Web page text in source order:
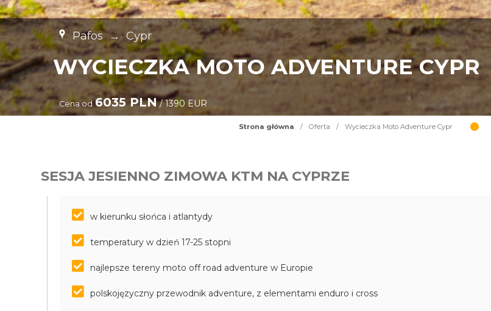
Pafos → Cypr
WYCIECZKA MOTO ADVENTURE CYPR
Cena od 6035 PLN/ 1390 EUR
Strona główna / Oferta / Wycieczka Moto Adventure Cypr
SESJA JESIENNO ZIMOWA KTM NA CYPRZE
w kierunku słońca i atlantydy
temperatury w dzień 17-25 stopni
najlepsze tereny moto off road adventure w Europie
polskojęzyczny przewodnik adventure, z elementami enduro i cross